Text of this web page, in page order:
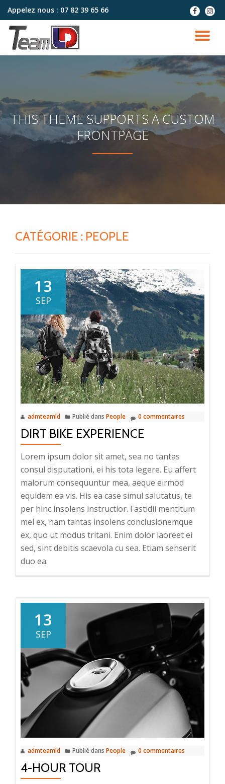
Aller
contenu
Appelez nous : 07 82 39 65 66
fa-
facebook
fa-
LA
THIS THEME SUPPORTS A CUSTOM
FRONTPAGE
CATÉGORIE : PEOPLE
13
SEP
admteamld Publié dans People 0 commentaires
DIRT BIKE EXPERIENCE
Lorem ipsum dolor sit amet, sea no tantas
consul disputationi, ei his tota legere. Eu affert
malorum consequuntur mea, aeque eirmod
equidem ea vis. His ea case simul salutatus, te
per hinc insolens instructior. Fastidii mentitum
mel ex, nam tantas insolens conclusionemque
ex, quo ut modus tritani. Enim dolor laoreet ei
sed, sint debitis scaevola cu sea. Etiam senserit
duo ea.
13
SEP
admteamld Publié dans People 0 commentaires
4-HOUR TOUR